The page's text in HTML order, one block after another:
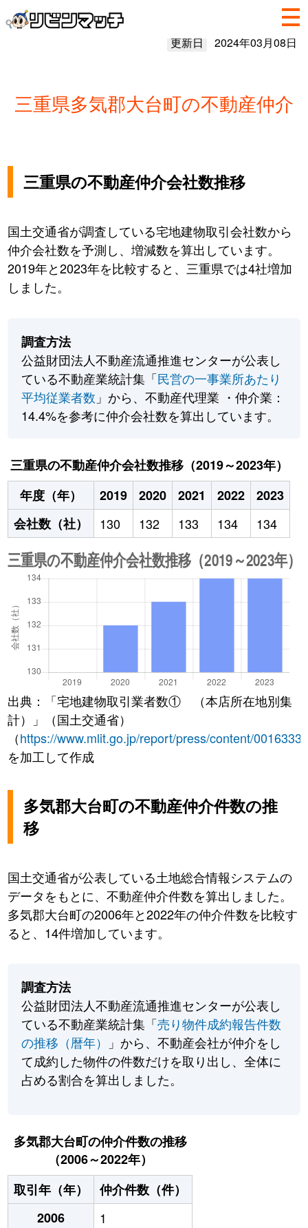
更新日 2024年03月08日
三重県多気郡大台町の不動産仲介
三重県の不動産仲介会社数推移
国土交通省が調査している宅地建物取引会社数から
仲介会社数を予測し、増減数を算出しています。
2019年と2023年を比較すると、三重県では4社増加
しました。
調査方法
公益財団法人不動産流通推進センターが公表し
ている不動産業統計集「民営の一事業所あたり
平均従業者数 」から、不動産代理業 ・仲介業：
14.4%を参考に仲介会社数を算出しています。
三重県の不動産仲介会社数推移（2019～2023年）
年度（年）
2019 2020 2021 2022
2023
会社数（社）
130 132 133 134 134
出典：「宅地建物取引業者数① （本店所在地別集
計）」（国土交通省）
（https://www.mlit.go.jp/report/press/content/
を加工して作成
多気郡大台町の不動産仲介件数の推
移
国土交通省が公表している土地総合情報システムの
データをもとに、不動産仲介件数を算出しました。
多気郡大台町の2006年と2022年の仲介件数を比較す
ると、14件増加しています。
調査方法
公益財団法人不動産流通推進センターが公表し
ている不動産業統計集「売り物件成約報告件数
の推移（暦年）
」から、不動産会社が仲介をし
て成約した物件の件数だけを取り出し、全体に
占める割合を算出しました。
多気郡大台町の仲介件数の推移
（2006～2022年）
取引年（年）
仲介件数（件）
2006
1